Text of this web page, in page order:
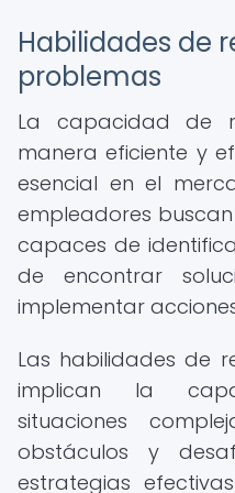
Habilidades de
problemas
La capacidad de
manera eficiente y
esencial en el
empleadores
capaces de
de encontrar
implementar
Las habilidades de
implican la
situaciones
obstáculos y
estrategias